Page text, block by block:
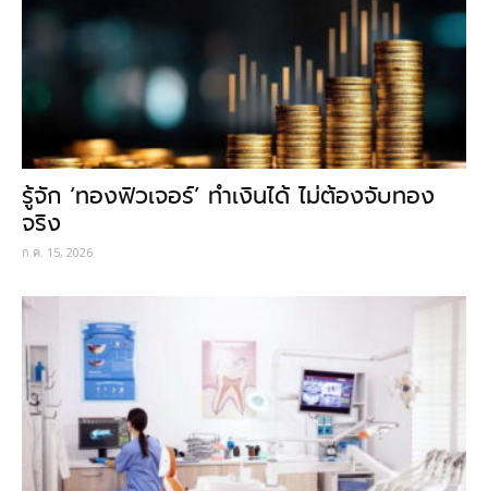
รู้จัก ‘ทองฟิวเจอร์’ ทำเงินได้ ไม่ต้องจับทอง
จริง
ก.ค. 15, 2026